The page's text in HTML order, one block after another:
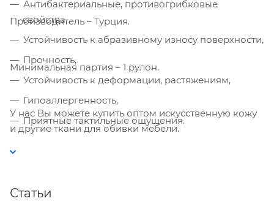
Антибактериальные, противогрибковые
свойства,
Устойчивость к абразивному износу поверхности,
Прочность,
Устойчивость к деформации, растяжениям,
Гипоаллергенность,
Приятные тактильные ощущения.
Производитель – Турция.
Минимальная партия – 1 рулон.
У нас Вы можете купить оптом искусственную кожу
и другие ткани для обивки мебели.
Статьи
Политике. Подтвердите ваше согласие,
нажав кнопку "Принять".
Принять